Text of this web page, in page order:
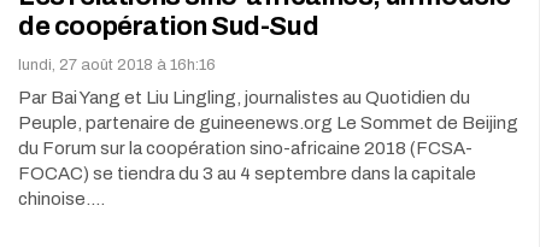
de coopération Sud-Sud
lundi, 27 août 2018 à 16h:16
Par Bai Yang et Liu Lingling, journalistes au Quotidien du
Peuple, partenaire de guineenews.org Le Sommet de Beijing
du Forum sur la coopération sino-africaine 2018 (FCSA-
FOCAC) se tiendra du 3 au 4 septembre dans la capitale
chinoise.…